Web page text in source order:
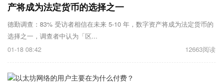
产将成为法定货币的选择之一
德勤调查：83% 受访者相信在未来 5-10 年，数字资产将成为法定货币的
选择之一，调查者中认为「区...
01-18 08:42
12663阅读